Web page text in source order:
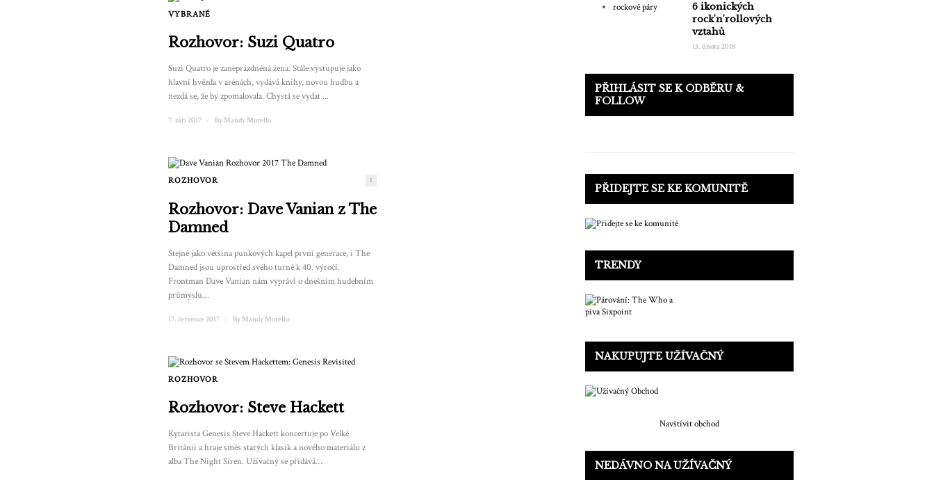
VYBRANÉ
Rozhovor: Suzi Quatro
Suzi Quatro je zaneprázdněná žena. Stále vystupuje jako
hlavní hvězda v arénách, vydává knihy, novou hudbu a
nezdá se, že by zpomalovala. Chystá se vydat ...
7. září 2017 By Mandy Morello
ROZHOVOR 1
Rozhovor: Dave Vanian z The
Damned
Stejně jako většina punkových kapel první generace, i The
Damned jsou uprostřed svého turné k 40. výročí.
Frontman Dave Vanian nám vypráví o dnešním hudebním
průmyslu…
17. července 2017 By Mandy Morello
ROZHOVOR
Rozhovor: Steve Hackett
Kytarista Genesis Steve Hackett koncertuje po Velké
Británii a hraje směs starých klasik a nového materiálu z
alba The Night Siren. Užívačný se přidává…
6 ikonických
rock'n'rollových
vztahů
13. února 2018
PŘIHLÁSIT SE K ODBĚRU &
FOLLOW
PŘIDEJTE SE KE KOMUNITĚ
TRENDY
NAKUPUJTE UŽÍVAČNÝ
Navštívit obchod
NEDÁVNO NA UŽÍVAČNÝ